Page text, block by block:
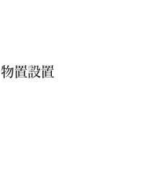
物置設置